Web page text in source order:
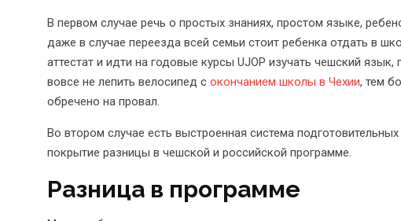
В первом случае речь о простых знаниях, простом языке,
даже в случае переезда всей семьи стоит ребенка отдать в
аттестат и идти на годовые курсы UJOP изучать чешский
вовсе не лепить велосипед с окончанием школы в Чехии, тем
обречено на провал.
Во втором случае есть выстроенная система
покрытие разницы в чешской и российской программе.
Разница в программе